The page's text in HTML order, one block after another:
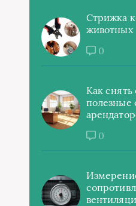
Стрижка
животных
0
Как снять
полезные
0